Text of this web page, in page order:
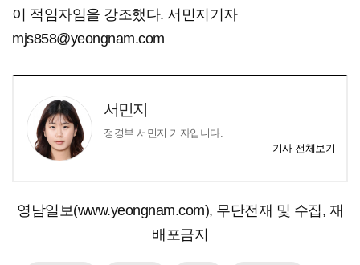
이 적임자임을 강조했다. 서민지기자
mjs858@yeongnam.com
서민지
정경부 서민지 기자입니다.
기사 전체보기
영남일보(www.yeongnam.com), 무단전재 및 수집, 재
배포금지